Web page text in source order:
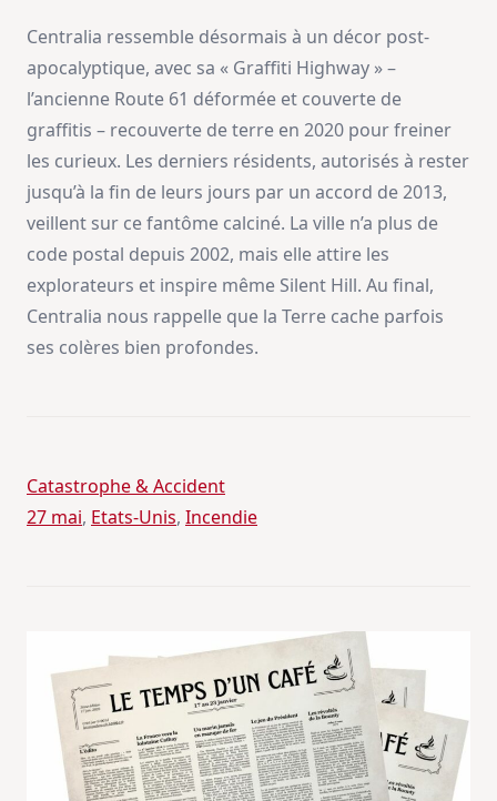
Centralia ressemble désormais à un décor post-
apocalyptique, avec sa « Graffiti Highway » –
l’ancienne Route 61 déformée et couverte de
graffitis – recouverte de terre en 2020 pour freiner
les curieux. Les derniers résidents, autorisés à rester
jusqu’à la fin de leurs jours par un accord de 2013,
veillent sur ce fantôme calciné. La ville n’a plus de
code postal depuis 2002, mais elle attire les
explorateurs et inspire même Silent Hill. Au final,
Centralia nous rappelle que la Terre cache parfois
ses colères bien profondes.
Catastrophe & Accident
27 mai, Etats-Unis, Incendie